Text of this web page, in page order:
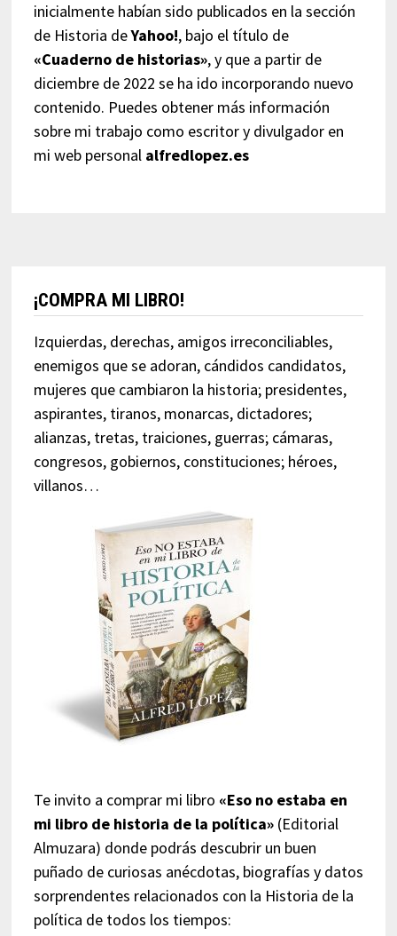
inicialmente habían sido publicados en la sección
de Historia deYahoo!, bajo el título de
«Cuaderno de historias», y que a partir de
diciembre de 2022 se ha ido incorporando nuevo
contenido. Puedes obtener más información
sobre mi trabajo como escritor y divulgador en
mi web personal alfredlopez.es
¡COMPRA MI LIBRO!
Izquierdas, derechas, amigos irreconciliables,
enemigos que se adoran, cándidos candidatos,
mujeres que cambiaron la historia; presidentes,
aspirantes, tiranos, monarcas, dictadores;
alianzas, tretas, traiciones, guerras; cámaras,
congresos, gobiernos, constituciones; héroes,
villanos…
Te invito a comprar mi libro «Eso no estaba en
mi libro de historia de la política»(Editorial
Almuzara) donde podrás descubrir un buen
puñado de curiosas anécdotas, biografías y datos
sorprendentes relacionados con la Historia de la
política de todos los tiempos: